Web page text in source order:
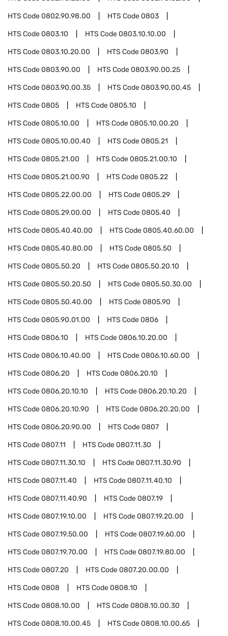
HTS Code0802.90.98.00 HTS Code0803
HTS Code0803.10 HTS Code0803.10.10.00
HTS Code0803.10.20.00 HTS Code0803.90
HTS Code0803.90.00 HTS Code0803.90.00.25
HTS Code0803.90.00.35 HTS Code0803.90.00.45
HTS Code0805 HTS Code0805.10
HTS Code0805.10.00 HTS Code0805.10.00.20
HTS Code0805.10.00.40 HTS Code0805.21
HTS Code0805.21.00 HTS Code0805.21.00.10
HTS Code0805.21.00.90 HTS Code0805.22
HTS Code0805.22.00.00 HTS Code0805.29
HTS Code0805.29.00.00 HTS Code0805.40
HTS Code0805.40.40.00 HTS Code0805.40.60.00
HTS Code0805.40.80.00 HTS Code0805.50
HTS Code0805.50.20 HTS Code0805.50.20.10
HTS Code0805.50.20.50 HTS Code0805.50.30.00
HTS Code0805.50.40.00 HTS Code0805.90
HTS Code0805.90.01.00 HTS Code0806
HTS Code0806.10 HTS Code0806.10.20.00
HTS Code0806.10.40.00 HTS Code0806.10.60.00
HTS Code0806.20 HTS Code0806.20.10
HTS Code0806.20.10.10 HTS Code0806.20.10.20
HTS Code0806.20.10.90 HTS Code0806.20.20.00
HTS Code0806.20.90.00 HTS Code0807
HTS Code0807.11 HTS Code0807.11.30
HTS Code0807.11.30.10 HTS Code0807.11.30.90
HTS Code0807.11.40 HTS Code0807.11.40.10
HTS Code0807.11.40.90 HTS Code0807.19
HTS Code0807.19.10.00 HTS Code0807.19.20.00
HTS Code0807.19.50.00 HTS Code0807.19.60.00
HTS Code0807.19.70.00 HTS Code0807.19.80.00
HTS Code0807.20 HTS Code0807.20.00.00
HTS Code0808 HTS Code0808.10
HTS Code0808.10.00 HTS Code0808.10.00.30
HTS Code0808.10.00.45 HTS Code0808.10.00.65